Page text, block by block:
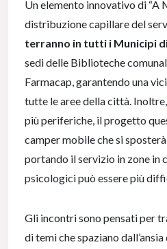
Un elemento innovativo di “A
distribuzione capillare del
terranno in tutti i Municipi
sedi delle Biblioteche
Farmacap, garantendo una
tutte le aree della città.
più periferiche, il progetto
camper mobile che si
portando il servizio in zone in
psicologici può essere più
Gli incontri sono pensati per
di temi che spaziano